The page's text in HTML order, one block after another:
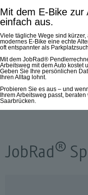
Mit dem E-Bike zur
einfach aus.
Viele tägliche Wege sind
modernes E-Bike eine echte
oft entspannter als
Mit dem JobRad®
Arbeitsweg mit dem Auto kostet
Geben Sie Ihre persönlichen
Ihren Alltag lohnt.
Probieren Sie es aus – und
Ihrem Arbeitsweg passt,
Saarbrücken.